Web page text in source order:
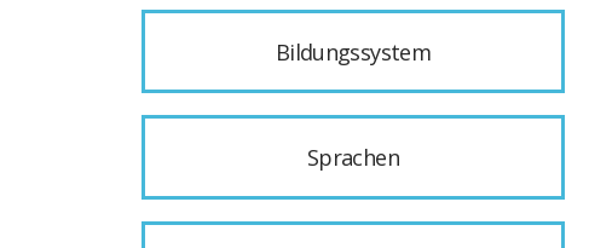
Bildungssystem
Sprachen